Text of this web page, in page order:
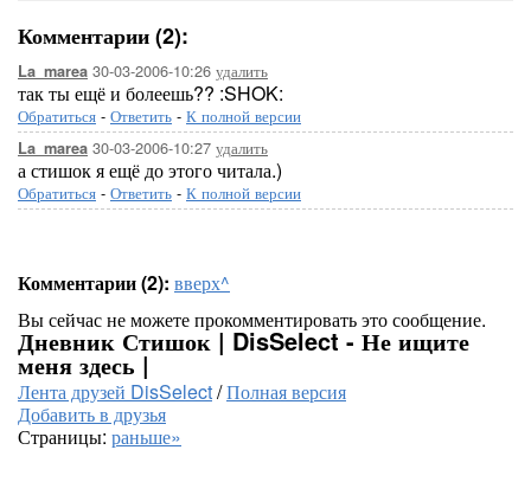
Комментарии (2):
La_marea 30-03-2006-10:26 удалить
так ты ещё и болеешь?? :SHOK:
Обратиться - Ответить - К полной версии
La_marea 30-03-2006-10:27 удалить
а стишок я ещё до этого читала.)
Обратиться - Ответить - К полной версии
Комментарии (2): вверх^
Вы сейчас не можете прокомментировать это сообщение.
Дневник Стишок | DisSelect - Не ищите
меня здесь |
Лента друзей DisSelect/Полная версия
Добавить в друзья
Страницы: раньше»